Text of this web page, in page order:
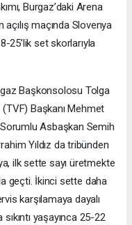
Burgaz’daki Arena
maçında Slovenya
25’lik set skorlarıyla
Başkonsolosu Tolga
Başkanı Mehmet
Asbaşkan Semih
Yıldız da tribünden
ilk sette sayı üretmekte
geçti. İkinci sette daha
karşılamaya dayalı
yaşayınca 25-22